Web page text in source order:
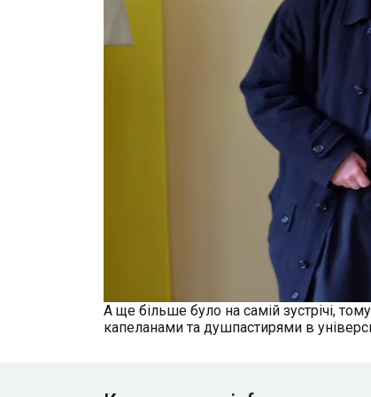
А ще більше було на самій зустрічі,
капеланами та душпастирями в